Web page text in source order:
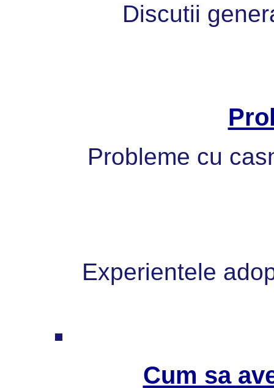
Discutii
Probleme cu
Experientele
Cum sa